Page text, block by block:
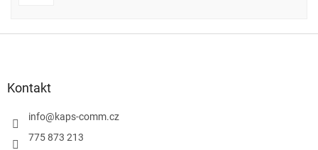
Kontakt
info@kaps-comm.cz
775 873 213